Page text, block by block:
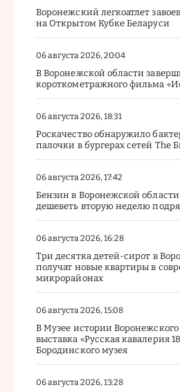
Воронежский легкоатлет
на Открытом Кубке Беларуси
06 августа 2026, 20:04
В Воронежской области
короткометражного фильма
06 августа 2026, 18:31
Роскачество обнаружило
палочки в бургерах сетей The
06 августа 2026, 17:42
Бензин в Воронежской
дешеветь вторую неделю
06 августа 2026, 16:28
Три десятка детей-сирот в
получат новые квартиры в
микрорайонах
06 августа 2026, 15:08
В Музее истории
выставка «Русская кавалерия
Бородинского музея
06 августа 2026, 13:28